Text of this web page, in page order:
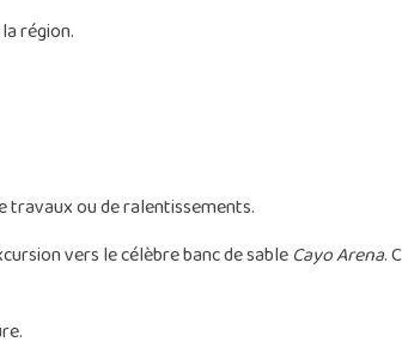
région.
travaux ou de ralentissements.
vers le célèbre banc de sableCayo Arena.